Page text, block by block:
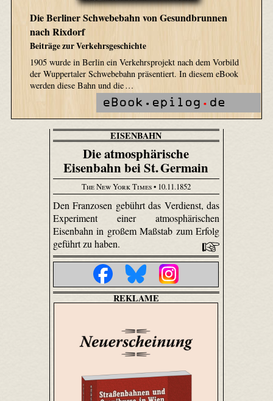
Die Berliner Schwebebahn von Gesundbrunnen
nach Rixdorf
Beiträge zur Verkehrsgeschichte
1905 wurde in Berlin ein Verkehrsprojekt nach dem Vorbild
der Wuppertaler Schwebebahn präsentiert. In diesem eBook
werden diese Bahn und die …
EISENBAHN
Die atmosphärische
Eisenbahn bei St. Germain
The New York Times• 10.11.1852
Den Franzosen gebührt das Verdienst, das
Experiment einer atmosphärischen
Eisenbahn in großem Maßstab zum Erfolg
geführt zu haben.
REKLAME